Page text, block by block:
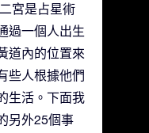
宮是占星術
過一個人出生
道內的位置來
些人根據他們
生活。下面我
另外25個事